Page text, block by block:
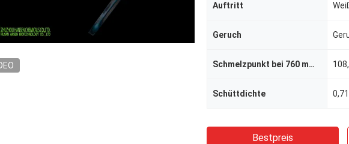
Auftritt
Geruch
Schmelzpunkt bei 760 mmHg
Schüttdichte 0,71
Bestpreis